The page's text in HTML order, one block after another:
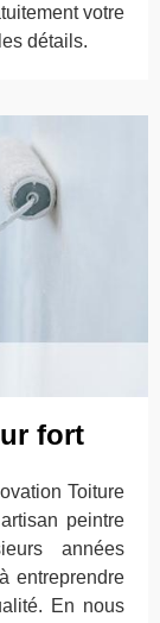
votre
détails.
fort
Toiture
peintre
années
entreprendre
En nous